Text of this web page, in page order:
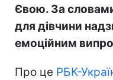
Євою. За
для дівчини
емоційним
Про це РБК-